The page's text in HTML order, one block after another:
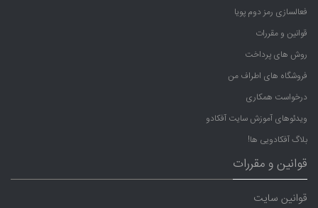
فعالسازی رمز دوم پویا
قوانین و مقررات
روش های پرداخت
فروشگاه های اطراف من
درخواست همکاری
ویدئوهای آموزش سایت آفکادو
بلاگ آفکادویی ها!
قوانین و مقررات
قوانین سایت